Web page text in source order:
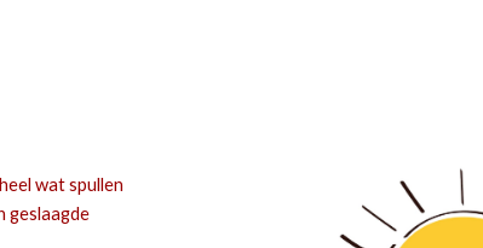
wat spullen
geslaagde